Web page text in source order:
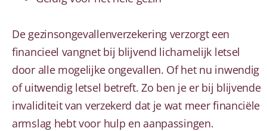
De gezinsongevallenverzekering verzorgt een
financieel vangnet bij blijvend lichamelijk letsel
door alle mogelijke ongevallen. Of het nu inwendig
of uitwendig letsel betreft. Zo ben je er bij blijvende
invaliditeit van verzekerd dat je wat meer financiële
armslag hebt voor hulp en aanpassingen.